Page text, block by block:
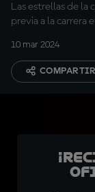
Las estrellas de la
previa a la carrera
10 mar 2024
COMPARTIR